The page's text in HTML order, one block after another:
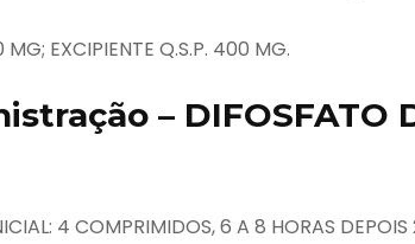
MG; EXCIPIENTE Q.S.P. 400 MG.
– DIFOSFATO
4 COMPRIMIDOS, 6 A 8 HORAS